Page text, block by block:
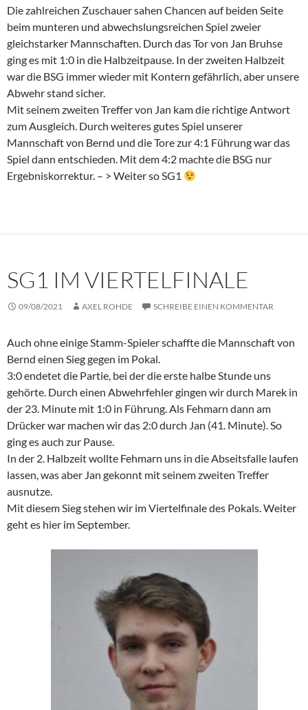
Die zahlreichen Zuschauer sahen Chancen auf beiden Seite
beim munteren und abwechslungsreichen Spiel zweier
gleichstarker Mannschaften. Durch das Tor von Jan Bruhse
ging es mit 1:0 in die Halbzeitpause. In der zweiten Halbzeit
war die BSG immer wieder mit Kontern gefährlich, aber unsere
Abwehr stand sicher.
Mit seinem zweiten Treffer von Jan kam die richtige Antwort
zum Ausgleich. Durch weiteres gutes Spiel unserer
Mannschaft von Bernd und die Tore zur 4:1 Führung war das
Spiel dann entschieden. Mit dem 4:2 machte die BSG nur
Ergebniskorrektur. – > Weiter so SG1
SG1 IM VIERTELFINALE
09/08/2021 AXEL ROHDE SCHREIBE EINEN KOMMENTAR
Auch ohne einige Stamm-Spieler schaffte die Mannschaft von
Bernd einen Sieg gegen im Pokal.
3:0 endetet die Partie, bei der die erste halbe Stunde uns
gehörte. Durch einen Abwehrfehler gingen wir durch Marek in
der 23. Minute mit 1:0 in Führung. Als Fehmarn dann am
Drücker war machen wir das 2:0 durch Jan (41. Minute). So
ging es auch zur Pause.
In der 2. Halbzeit wollte Fehmarn uns in die Abseitsfalle laufen
lassen, was aber Jan gekonnt mit seinem zweiten Treffer
ausnutze.
Mit diesem Sieg stehen wir im Viertelfinale des Pokals. Weiter
geht es hier im September.